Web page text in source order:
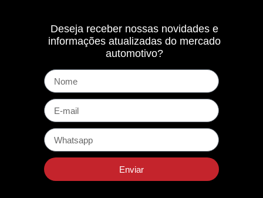
Deseja receber nossas novidades e
informações atualizadas do mercado
automotivo?
Enviar